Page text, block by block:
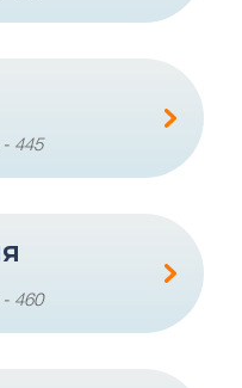
- 445
- 460